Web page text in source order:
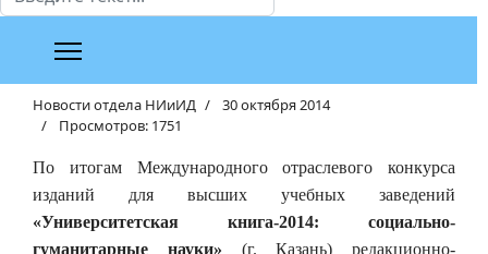
Новости отдела НИиИД
30 октября 2014
Просмотров: 1751
По итогам Международного отраслевого конкурса
изданий для высших учебных заведений
«Университетская книга-2014: социально-
гуманитарные науки» (г. Казань) редакционно-